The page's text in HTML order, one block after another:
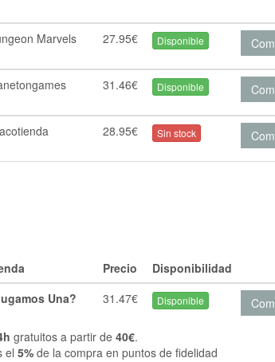
Marvels 27.95€ Disponible
31.46€ Disponible
28.95€ Sin stock
Precio
Disponibilidad
Una? 31.47€ Disponible
gratuitos a partir de 40€.
el 5%de la compra en puntos de fidelidad